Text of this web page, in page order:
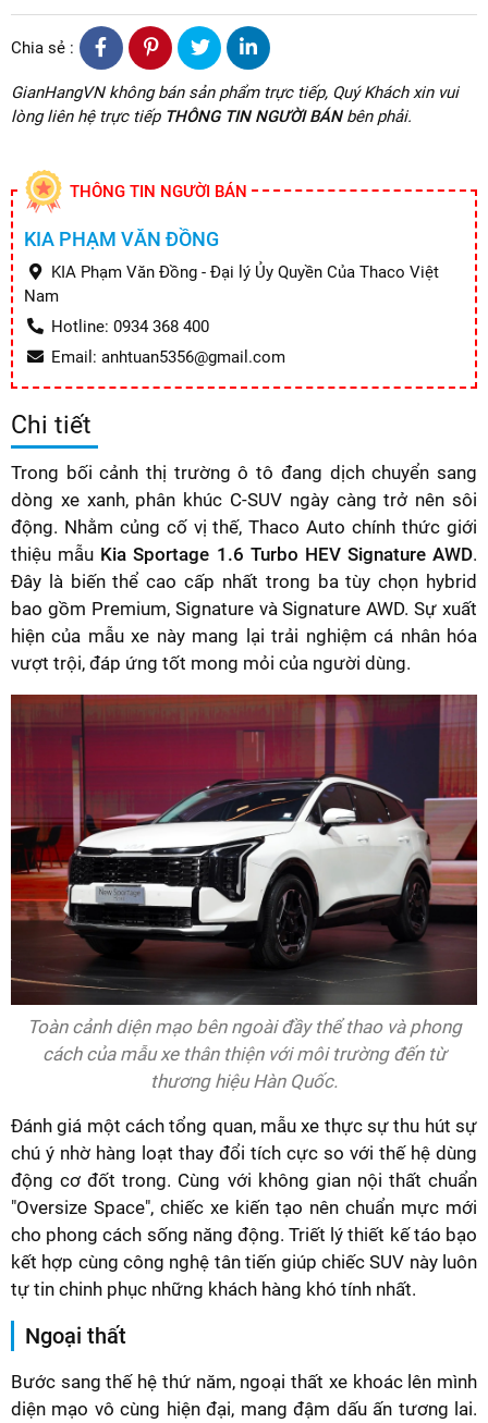
Chia sẻ :
GianHangVN không bán sản phẩm trực tiếp, Quý Khách xin vui
lòng liên hệ trực tiếp THÔNG TIN NGƯỜI BÁNbên phải.
THÔNG TIN NGƯỜI BÁN
KIA PHẠM VĂN ĐỒNG
KIA Phạm Văn Đồng - Đại lý Ủy Quyền Của Thaco Việt
Nam
Hotline: 0934 368 400
Email: anhtuan5356@gmail.com
Chi tiết
Trong bối cảnh thị trường ô tô đang dịch chuyển sang
dòng xe xanh, phân khúc C-SUV ngày càng trở nên sôi
động. Nhằm củng cố vị thế, Thaco Auto chính thức giới
thiệu mẫu Kia Sportage 1.6 Turbo HEV Signature AWD.
Đây là biến thể cao cấp nhất trong ba tùy chọn hybrid
bao gồm Premium, Signature và Signature AWD. Sự xuất
hiện của mẫu xe này mang lại trải nghiệm cá nhân hóa
vượt trội, đáp ứng tốt mong mỏi của người dùng.
Toàn cảnh diện mạo bên ngoài đầy thể thao và phong
cách của mẫu xe thân thiện với môi trường đến từ
thương hiệu Hàn Quốc.
Đánh giá một cách tổng quan, mẫu xe thực sự thu hút sự
chú ý nhờ hàng loạt thay đổi tích cực so với thế hệ dùng
động cơ đốt trong. Cùng với không gian nội thất chuẩn
"Oversize Space", chiếc xe kiến tạo nên chuẩn mực mới
cho phong cách sống năng động. Triết lý thiết kế táo bạo
kết hợp cùng công nghệ tân tiến giúp chiếc SUV này luôn
tự tin chinh phục những khách hàng khó tính nhất.
Ngoại thất
Bước sang thế hệ thứ năm, ngoại thất xe khoác lên mình
diện mạo vô cùng hiện đại, mang đậm dấu ấn tương lai.